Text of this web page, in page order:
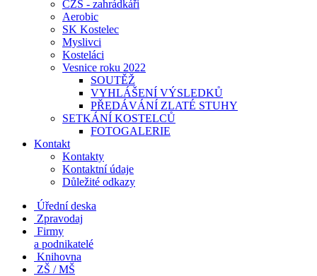
ČZS - zahrádkáři
Aerobic
SK Kostelec
Myslivci
Kosteláci
Vesnice roku 2022
SOUTĚŽ
VYHLÁŠENÍ VÝSLEDKŮ
PŘEDÁVÁNÍ ZLATÉ STUHY
SETKÁNÍ KOSTELCŮ
FOTOGALERIE
Kontakt
Kontakty
Kontaktní údaje
Důležité odkazy
Úřední deska
Zpravodaj
Firmy
a podnikatelé
Knihovna
ZŠ / MŠ